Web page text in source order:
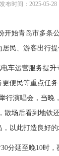
发布时间：2025-05-
开始青岛市多条
民、游客出行提
车运营服务提
便民等重点任
行演唱会，当
散场后看到地铁
以此打造良好的
分延至晚10时